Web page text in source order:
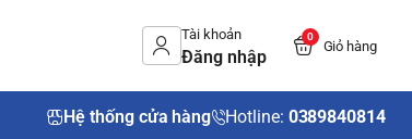
Tài khoản
Đăng nhập
0
Giỏ hàng
Hệ thống cửa hàng Hotline: 0389840814